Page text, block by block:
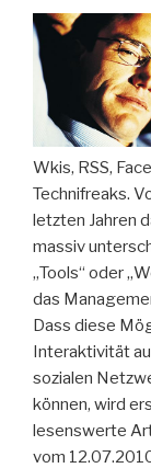
Wkis, RSS,
Technifreaks.
letzten Jahren
massiv
„Tools“ oder
das
Dass diese
Interaktivität
sozialen
können, wird
lesenswerte
vom